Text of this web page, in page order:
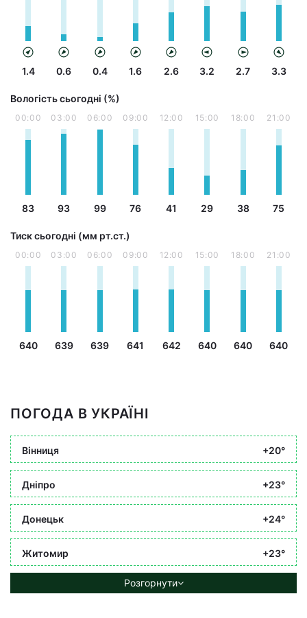
1.4 0.6 0.4 1.6 2.6 3.2 2.7 3.3
Вологість сьогодні (%)
00:00
83
03:00
93
06:00
99
09:00
76
12:00
41
15:00
29
18:00
38
21:00
75
Тиск сьогодні (мм рт.ст.)
00:00
640
03:00
639
06:00
639
09:00
641
12:00
642
15:00
640
18:00
640
21:00
640
ПОГОДА В УКРАЇНІ
Вінниця +20°
Дніпро +23°
Донецьк +24°
Житомир +23°
Розгорнути